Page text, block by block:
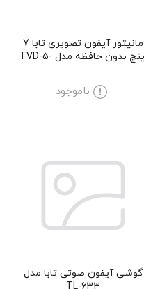
مانیتور آیفون تصویری تابا 7
اینچ بدون حافظه مدل TVD-5-
ناموجود
گوشی آیفون صوتی تابا مدل